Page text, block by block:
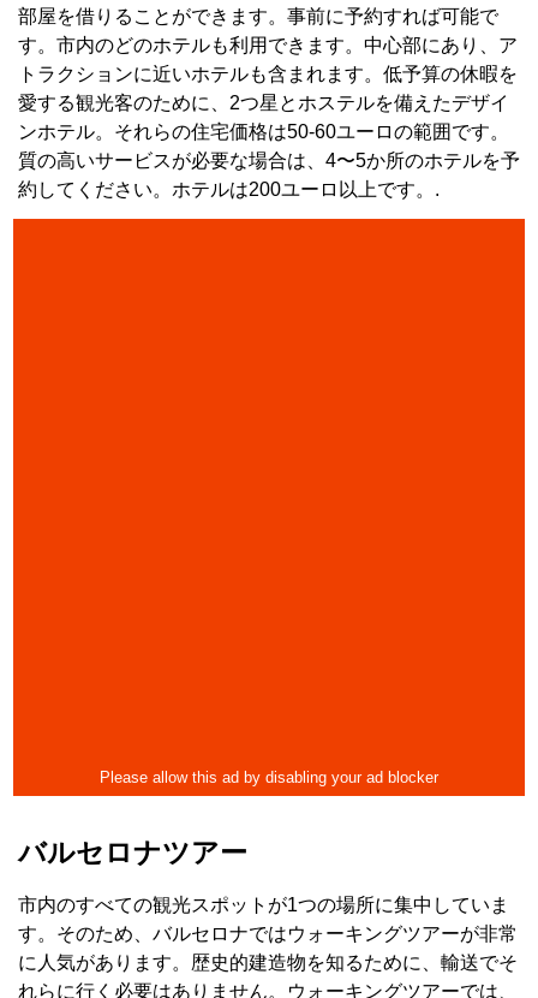
部屋を借りることができます。事前に予約すれば可能で
す。市内のどのホテルも利用できます。中心部にあり、ア
トラクションに近いホテルも含まれます。低予算の休暇を
愛する観光客のために、2つ星とホステルを備えたデザイ
ンホテル。それらの住宅価格は50-60ユーロの範囲です。
質の高いサービスが必要な場合は、4〜5か所のホテルを予
約してください。ホテルは200ユーロ以上です。.
バルセロナツアー
市内のすべての観光スポットが1つの場所に集中していま
す。そのため、バルセロナではウォーキングツアーが非常
に人気があります。歴史的建造物を知るために、輸送でそ
れらに行く必要はありません。ウォーキングツアーでは、